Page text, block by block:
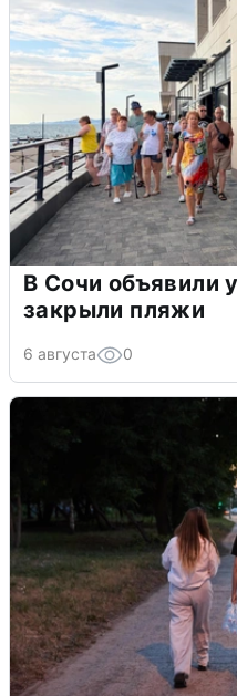
В Сочи объявили
закрыли пляжи
6 августа 0